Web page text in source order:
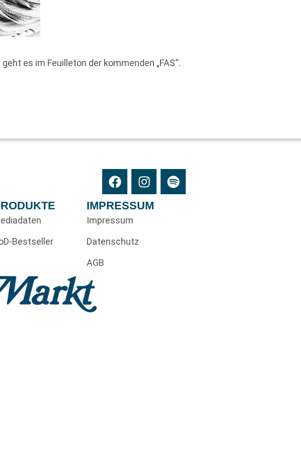
es im Feuilleton der kommenden „FAS“.
Bestseller
IMPRESSUM
Impressum
Datenschutz
AGB